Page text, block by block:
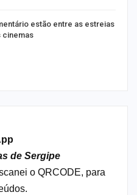
estão entre as estreias
cinemas
de Sergipe
o QRCODE, para